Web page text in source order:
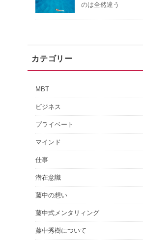
のは全然違う
カテゴリー
MBT
ビジネス
プライベート
マインド
仕事
潜在意識
藤中の想い
藤中式メンタリィング
藤中秀樹について